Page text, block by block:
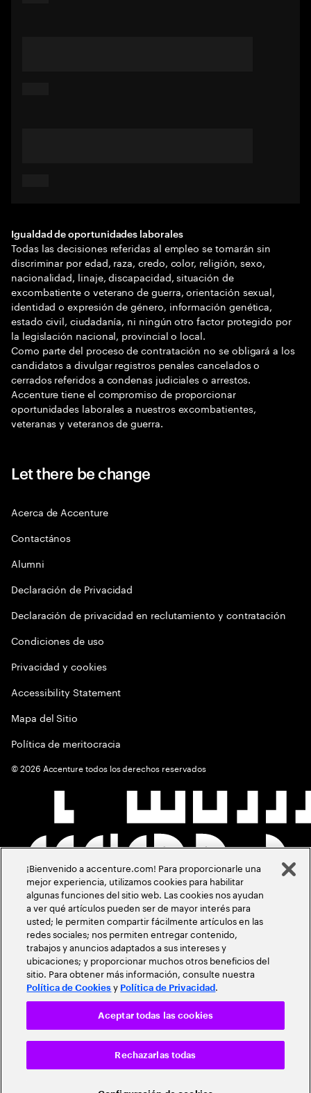
Igualdad de oportunidades laborales
Todas las decisiones referidas al empleo se tomarán sin
discriminar por edad, raza, credo, color, religión, sexo,
nacionalidad, linaje, discapacidad, situación de
excombatiente o veterano de guerra, orientación sexual,
identidad o expresión de género, información genética,
estado civil, ciudadanía, ni ningún otro factor protegido por
la legislación nacional, provincial o local.
Como parte del proceso de contratación no se obligará a los
candidatos a divulgar registros penales cancelados o
cerrados referidos a condenas judiciales o arrestos.
Accenture tiene el compromiso de proporcionar
oportunidades laborales a nuestros excombatientes,
veteranas y veteranos de guerra.
Let there be change
Acerca de Accenture
Contactános
Alumni
Declaración de Privacidad
Declaración de privacidad en reclutamiento y contratación
Condiciones de uso
Privacidad y cookies
Accessibility Statement
Mapa del Sitio
Política de meritocracia
©2026 Accenture todos los derechos reservados
¡Bienvenido a accenture.com! Para proporcionarle una
mejor experiencia, utilizamos cookies para habilitar
algunas funciones del sitio web. Las cookies nos ayudan
a ver qué artículos pueden ser de mayor interés para
usted; le permiten compartir fácilmente artículos en las
redes sociales; nos permiten entregar contenido,
trabajos y anuncios adaptados a sus intereses y
ubicaciones; y proporcionar muchos otros beneficios del
sitio. Para obtener más información, consulte nuestra
Política de Cookies y Política de Privacidad .
Rechazarlas todas
Aceptar todas las cookies